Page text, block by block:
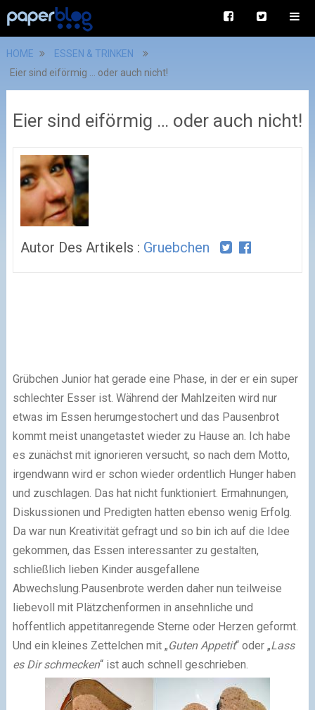
HOME
ESSEN & TRINKEN
Eier sind eiförmig … oder auch nicht!
Eier sind eiförmig … oder auch nicht!
Autor Des Artikels : Gruebchen
Grübchen Junior hat gerade eine Phase, in der er ein super
schlechter Esser ist. Während der Mahlzeiten wird nur
etwas im Essen herumgestochert und das Pausenbrot
kommt meist unangetastet wieder zu Hause an. Ich habe
es zunächst mit ignorieren versucht, so nach dem Motto,
irgendwann wird er schon wieder ordentlich Hunger haben
und zuschlagen. Das hat nicht funktioniert. Ermahnungen,
Diskussionen und Predigten hatten ebenso wenig Erfolg.
Da war nun Kreativität gefragt und so bin ich auf die Idee
gekommen, das Essen interessanter zu gestalten,
schließlich lieben Kinder ausgefallene
Abwechslung. Pausenbrote werden daher nun teilweise
liebevoll mit Plätzchenformen in ansehnliche und
hoffentlich appetitanregende Sterne oder Herzen geformt.
Und ein kleines Zettelchen mit „Guten Appetit“ oder „Lass
es Dir schmecken“ ist auch schnell geschrieben.